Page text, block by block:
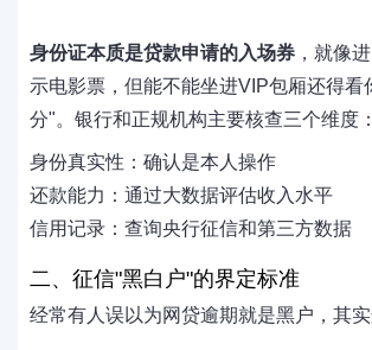
身份证本质是贷款申请的入场券 ，就像
示电影票，但能不能坐进VIP包厢还得看
分"。银行和正规机构主要核查三个维度：
身份真实性：确认是本人操作
还款能力：通过大数据评估收入水平
信用记录：查询央行征信和第三方数据
二、征信"黑白户"的界定标准
经常有人误以为网贷逾期就是黑户，其实